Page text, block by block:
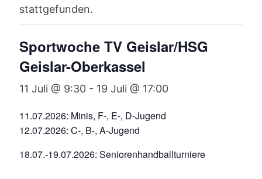
stattgefunden.
Sportwoche TV Geislar/HSG
Geislar-Oberkassel
11 Juli @ 9:30- 19 Juli @ 17:00
11.07.2026: Minis, F-, E-, D-Jugend
12.07.2026: C-, B-, A-Jugend
18.07.-19.07.2026: Seniorenhandballturniere